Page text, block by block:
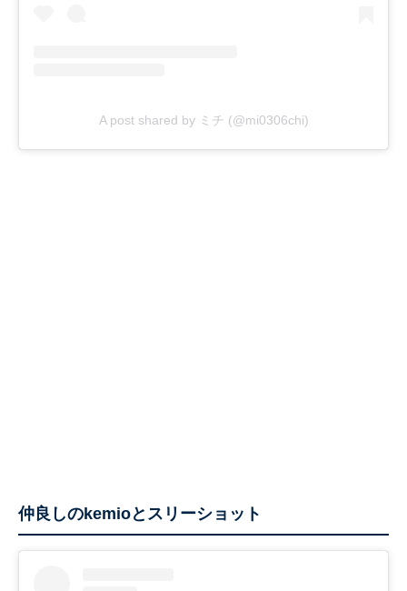
A post shared by ミチ (@mi0306chi)
仲良しのkemioとスリーショット